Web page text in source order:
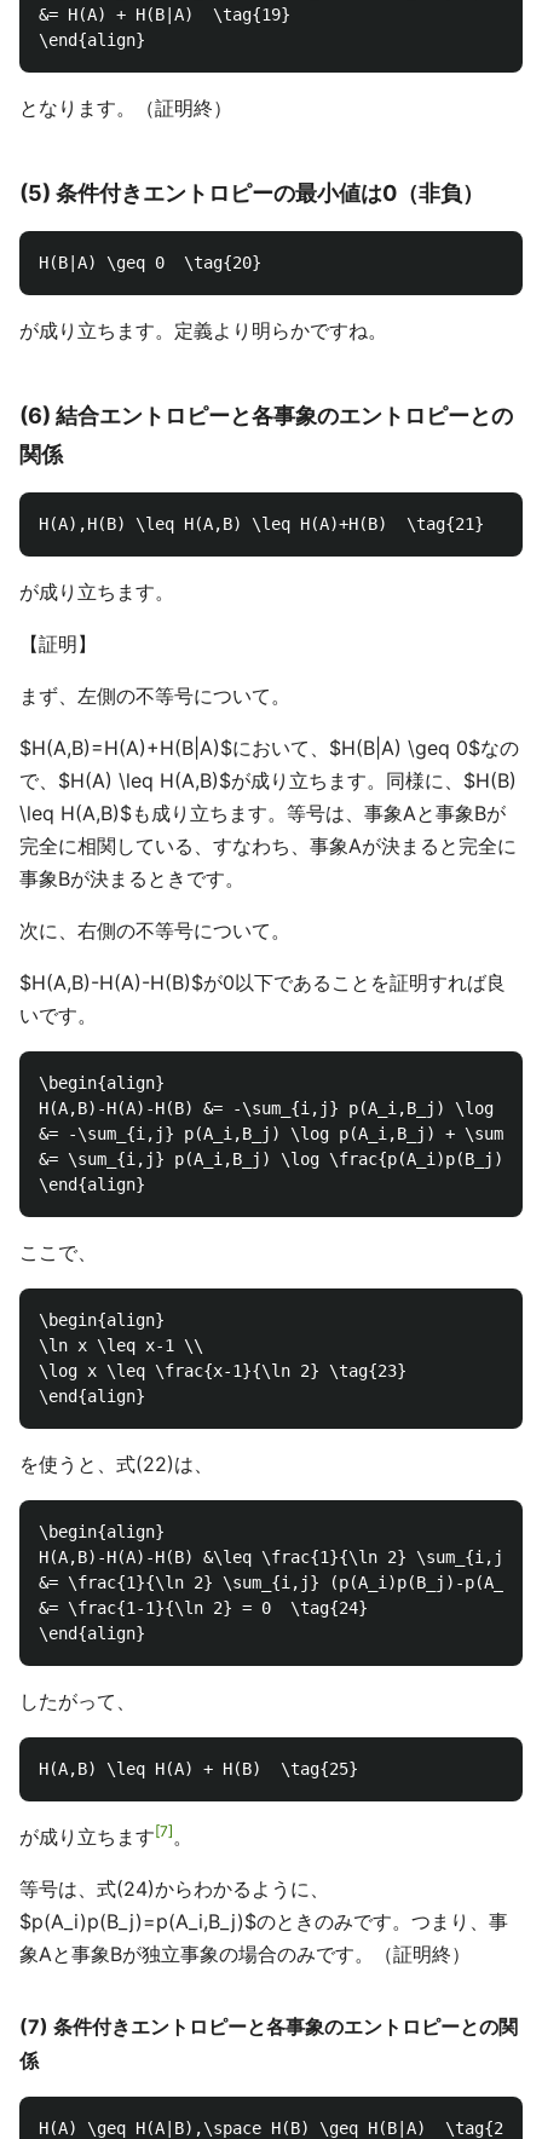
&= H(A) + H(B|A)  \tag{19}
となります。（証明終）
(5) 条件付きエントロピーの最小値は0（非負）
が成り立ちます。定義より明らかですね。
(6) 結合エントロピーと各事象のエントロピーとの
関係
が成り立ちます。
【証明】
まず、左側の不等号について。
$H(A,B)=H(A)+H(B|A)$において、$H(B|A) \geq 0$なの
で、$H(A) \leq H(A,B)$が成り立ちます。同様に、$H(B)
\leq H(A,B)$も成り立ちます。等号は、事象Aと事象Bが
完全に相関している、すなわち、事象Aが決まると完全に
事象Bが決まるときです。
次に、右側の不等号について。
$H(A,B)-H(A)-H(B)$が0以下であることを証明すれば良
いです。
\begin{align}
H(A,B)-H(A)-H(B) &= -\sum_{i,j} p(A_i,B_j) \log
&= -\sum_{i,j} p(A_i,B_j) \log p(A_i,B_j) +
&= \sum_{i,j} p(A_i,B_j) \log
ここで、
\begin{align}
\ln x \leq x-1 \\
\log x \leq \frac{x-1}{\ln 2} \tag{23}
を使うと、式(22)は、
\begin{align}
H(A,B)-H(A)-H(B) &\leq \frac{1}{\ln 2} \sum_{i,j}
&= \frac{1}{\ln 2} \sum_{i,j} (p(A_i)p(B_j)-
&= \frac{1-1}{\ln 2} = 0  \tag{24}
したがって、
が成り立ちます 7 。
等号は、式(24)からわかるように、
$p(A_i)p(B_j)=p(A_i,B_j)$のときのみです。つまり、事
象Aと事象Bが独立事象の場合のみです。（証明終）
(7) 条件付きエントロピーと各事象のエントロピーとの関
係